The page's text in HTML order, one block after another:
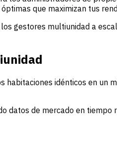
que maximizan tus
gestores multiunidad a
idénticos en un
datos de mercado en tiempo